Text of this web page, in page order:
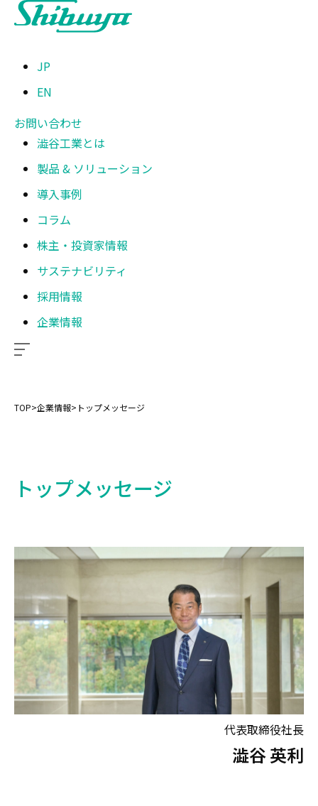
JP
EN
お問い合わせ
澁谷工業とは
製品 & ソリューション
導入事例
コラム
株主・投資家情報
サステナビリティ
採用情報
企業情報
TOP>企業情報> トップメッセージ
トップメッセージ
代表取締役社長
澁谷 英利